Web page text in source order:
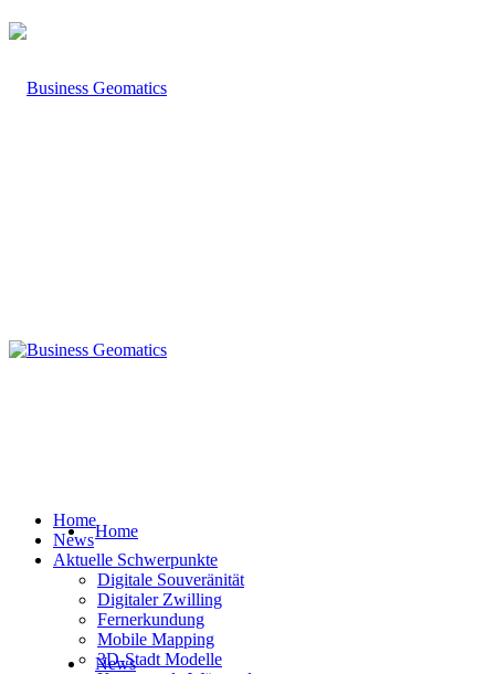
Home
News
Home
News
Aktuelle Schwerpunkte
Digitale Souveränität
Digitaler Zwilling
Fernerkundung
Mobile Mapping
3D-Stadt Modelle